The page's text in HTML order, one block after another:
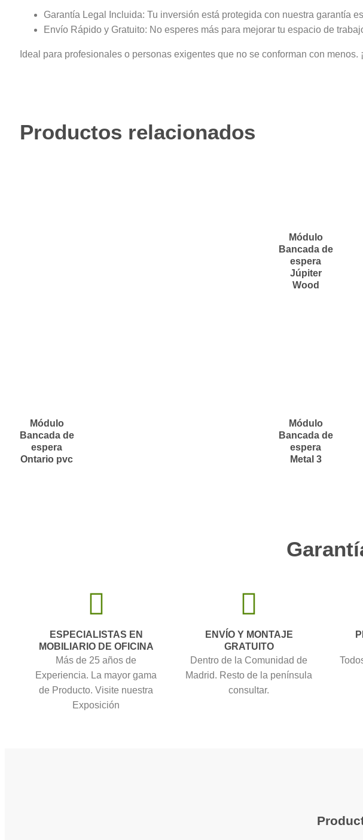
Garantía Legal Incluida: Tu inversión está protegida con nuestra garantía
Envío Rápido y Gratuito: No esperes más para mejorar tu espacio de
Ideal para profesionales o personas exigentes que no se conforman con
Productos relacionados
Módulo
Bancada de
espera
Júpiter
Wood
Módulo
Bancada de
espera
Ontario pvc
Módulo
Bancada de
espera
Metal 3
ESPECIALISTAS EN
MOBILIARIO DE OFICINA
Más de 25 años de
Experiencia. La mayor gama
de Producto. Visite nuestra
Exposición
ENVÍO Y MONTAJE
GRATUITO
Dentro de la Comunidad de
Madrid. Resto de la península
consultar.